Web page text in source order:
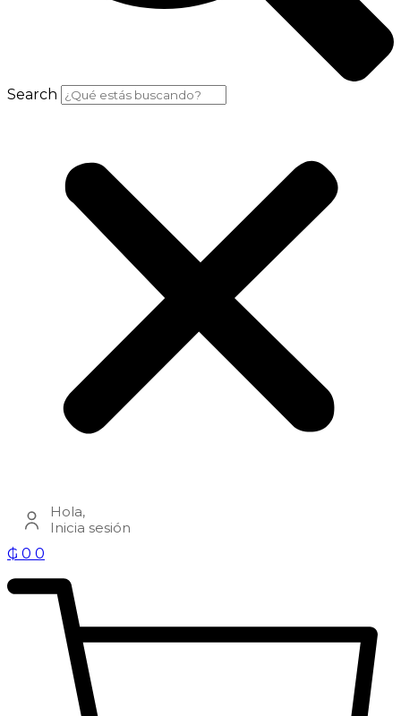
Search
Hola,
Inicia sesión
₲ 0 0